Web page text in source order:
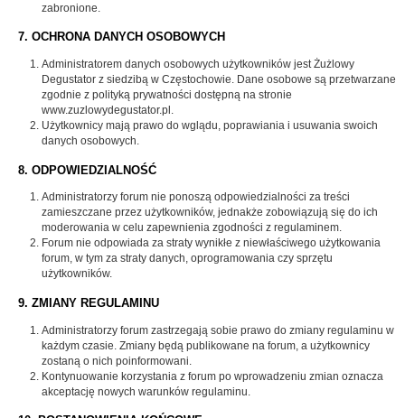
zabronione.
7. OCHRONA DANYCH OSOBOWYCH
Administratorem danych osobowych użytkowników jest Żużlowy
Degustator z siedzibą w Częstochowie. Dane osobowe są przetwarzane
zgodnie z polityką prywatności dostępną na stronie
www.zuzlowydegustator.pl.
Użytkownicy mają prawo do wglądu, poprawiania i usuwania swoich
danych osobowych.
8. ODPOWIEDZIALNOŚĆ
Administratorzy forum nie ponoszą odpowiedzialności za treści
zamieszczane przez użytkowników, jednakże zobowiązują się do ich
moderowania w celu zapewnienia zgodności z regulaminem.
Forum nie odpowiada za straty wynikłe z niewłaściwego użytkowania
forum, w tym za straty danych, oprogramowania czy sprzętu
użytkowników.
9. ZMIANY REGULAMINU
Administratorzy forum zastrzegają sobie prawo do zmiany regulaminu w
każdym czasie. Zmiany będą publikowane na forum, a użytkownicy
zostaną o nich poinformowani.
Kontynuowanie korzystania z forum po wprowadzeniu zmian oznacza
akceptację nowych warunków regulaminu.